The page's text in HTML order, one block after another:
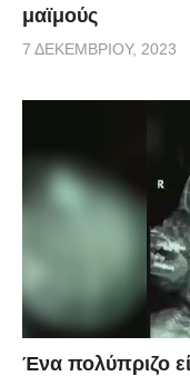
μαϊμούς
7 ΔΕΚΕΜΒΡΊΟΥ, 2023
Ένα πολύπριζο